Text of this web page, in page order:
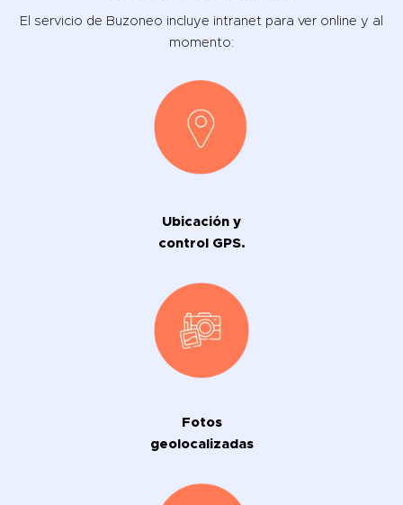
El servicio de Buzoneo incluye intranet para ver online y al
momento:
Ubicación y
control GPS.
Fotos
geolocalizadas